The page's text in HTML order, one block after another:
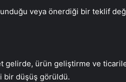
veya önerdiği bir teklif
gelirde, ürün geliştirme ve
bir düşüş görüldü.